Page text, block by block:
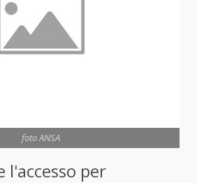
foto ANSA
l'accesso per